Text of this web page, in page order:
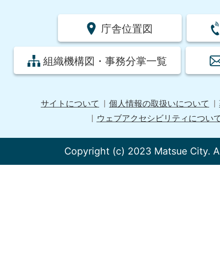
庁舎位置図
組織機構図・事務分掌一覧
サイトについて 個人情報の取扱いについて
ウェブアクセシビリティについ
Copyright (c) 2023 Matsue City.